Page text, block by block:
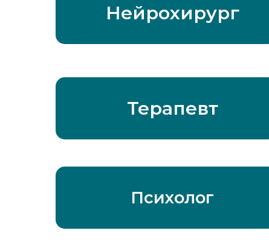
Психолог
Терапевт
Нейрохирург